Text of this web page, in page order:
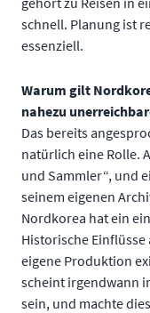
schnell. Planung ist
essenziell.
Warum gilt
nahezu
Das bereits
natürlich eine Rolle.
und Sammler“, und
seinem eigenen
Nordkorea hat ein
Historische
eigene Produktion
scheint irgendwann
sein, und machte